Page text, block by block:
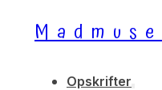
Opskrifter